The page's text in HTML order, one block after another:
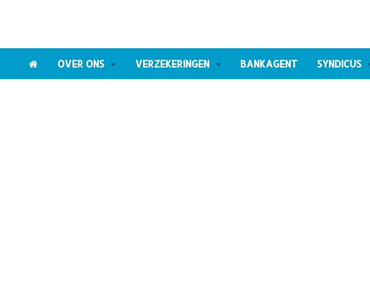
OVER ONS VERZEKERINGEN BANKAGENT SYNDICUS